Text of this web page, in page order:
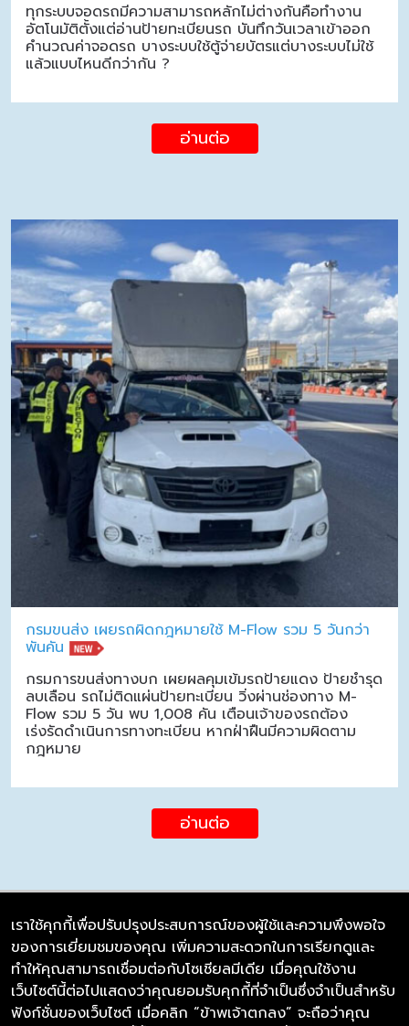
ทุกระบบจอดรถมีความสามารถหลักไม่ต่างกันคือทำงาน
อัตโนมัติตั้งแต่อ่านป้ายทะเบียนรถ บันทึกวันเวลาเข้าออก
คำนวณค่าจอดรถ บางระบบใช้ตู้จ่ายบัตรแต่บางระบบไม่ใช้
แล้วแบบไหนดีกว่ากัน ?
อ่านต่อ
กรมขนส่ง เผยรถผิดกฎหมายใช้ M-Flow รวม 5 วันกว่า
พันคัน
กรมการขนส่งทางบก เผยผลคุมเข้มรถป้ายแดง ป้ายชำรุด
ลบเลือน รถไม่ติดแผ่นป้ายทะเบียน วิ่งผ่านช่องทาง M-
Flow รวม 5 วัน พบ 1,008 คัน เตือนเจ้าของรถต้อง
เร่งรัดดำเนินการทางทะเบียน หากฝ่าฝืนมีความผิดตาม
กฎหมาย
อ่านต่อ
บริษัท ซิมลิงค์ จำกัด
98/226 Bangrakyai-Baanmai Road,
Bangyai, Nonthaburi 11140
เราใช้คุกกี้เพื่อปรับปรุงประสบการณ์ของผู้ใช้และความพึงพอใจ
ของการเยี่ยมชมของคุณ เพิ่มความสะดวกในการเรียกดูและ
ทำให้คุณสามารถเชื่อมต่อกับโซเชียลมีเดีย เมื่อคุณใช้งาน
เว็บไซต์นี้ต่อไปแสดงว่าคุณยอมรับคุกกี้ที่จำเป็นซึ่งจำเป็นสำหรับ
ฟังก์ชั่นของเว็บไซต์ เมื่อคลิก “ข้าพเจ้าตกลง” จะถือว่าคุณ